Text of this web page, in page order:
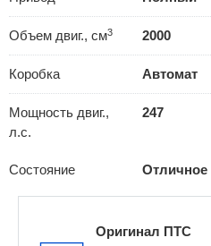
Объем двиг., см3 2000
Коробка Автомат
Мощность двиг.,
л.с.
247
Состояние Отличное
Оригинал ПТС